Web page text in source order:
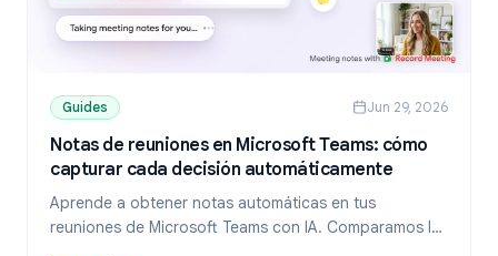
Guides Jun 29, 2026
Notas de reuniones en Microsoft Teams: cómo
capturar cada decisión automáticamente
Aprende a obtener notas automáticas en tus
reuniones de Microsoft Teams con IA. Comparamos las